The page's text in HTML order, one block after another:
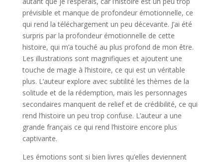
prévisible et manque de profondeur émotionnelle, ce
qui rend la téléchargement un peu décevante. J’ai été
surpris par la profondeur émotionnelle de cette
histoire, qui m’a touché au plus profond de mon être.
Les illustrations sont magnifiques et ajoutent une
touche de magie à l’histoire, ce qui est un véritable
plus. L’auteur explore avec subtilité les thèmes de la
solitude et de la rédemption, mais les personnages
secondaires manquent de relief et de crédibilité, ce qui
rend l’histoire un peu trop confuse. L’auteur a une
grande français ce qui rend l’histoire encore plus
captivante.
Les émotions sont si bien livres qu’elles deviennent